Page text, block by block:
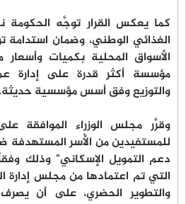
كما يعكس القرار توجَّه الحكومة
الغذائي الوطني، وضمان استدامة
الأسواق المحلية بكميات
مؤسسة أكثر قدرة على إدارة
والتوزيع وفق أسس مؤسسية حديثة.
وقرَّر مجلس الوزراء
للمستفيدين من الأُسر المستهدفة
دعم التمويل الإسكاني" وذلك
التي تم اعتمادها من مجلس إدارة
والتطوير الحضري، على أن